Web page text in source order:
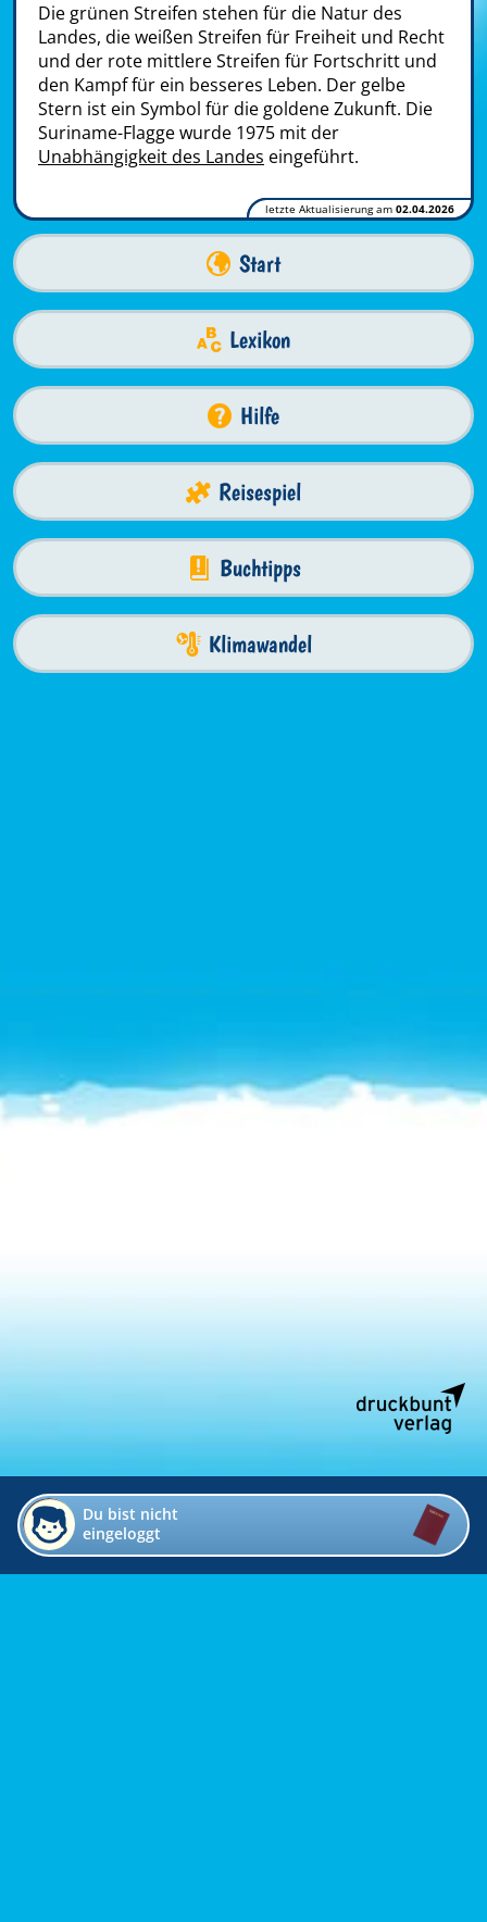
Die grünen Streifen stehen für die Natur des
Landes, die weißen Streifen für Freiheit und Recht
und der rote mittlere Streifen für Fortschritt und
den Kampf für ein besseres Leben. Der gelbe
Stern ist ein Symbol für die goldene Zukunft. Die
Suriname-Flagge wurde 1975 mit der
Unabhängigkeit des Landes eingeführt.
letzte Aktualisierung am 02.04.2026
Start
Lexikon
Hilfe
Reisespiel
Buchtipps
Klimawandel
Du bist nicht
eingeloggt